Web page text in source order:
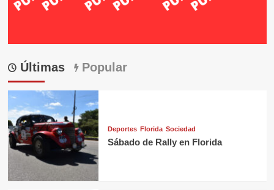
Últimas Popular
Deportes Florida Sociedad
Sábado de Rally en Florida